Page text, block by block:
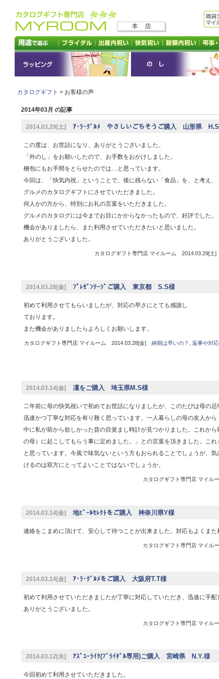
カタログギフト > お客様の声
2014年03月 の記事
2014.03.29[土] ｱ･ﾗ･ｸﾞﾙﾒ やさしいごちそうご購入 山形県
この度は、お世話になり、ありがとうございました。
「外のし」をお願いしたので、お手数をおかけしました。
梱包にもお手間をとらせたのでは…と思っています。
今回は、「快気内祝」ということで、後に残らない「食品」を、と考え、
グルメのカタログギフトにさせていただきました。
何人かの方から、特別にお礼の言葉をいただきました。
グルメのカタログには今までお目にかからなかったもので、好評でした。
機会がありましたら、また利用させていただきたいと思いました。
ありがとうございました。
カタログギフト専門店 マイルーム 2014.03.29[
2014.03.28[金] ﾌﾟﾚｾﾞﾝﾃｰｼﾞご購入 東京都 S.S様
初めて利用させてもらいましたが、対応の早さにとても感謝し
ております。
また機会がありましたらよろしくお願いします。
カタログギフト専門店 マイルーム 2014.03.28[金] 納期は早いの？ 返事や対
2014.03.14[金] 凜をご購入 埼玉県M.S様
二年前に母の快気祝いで初めてお世話になりましたが、このたびは母の
迅速かつ丁寧な対応を有り難く思っています。一人暮らしの母の友人か
中に私が前から欲しかった昔の目覚まし時計が見つかりました。これか
の母）に起こしてもらう事に定めました。」との言葉を頂きました。こ
と思っています。今風で味気ないという方もおられることでしょうが、
けるのは双方にとってよいことではないでしょうか。
カタログギフト専門店 マイ
2014.03.14[金] 地ﾋﾞｰﾙｾﾚｸﾄをご購入 神奈川県Y様
連絡をこまめに頂けて、安心して待つことが出来ました。対応もよくま
カタログギフト専門店 マイ
2014.03.14[金] ｱ･ﾗ･ｸﾞﾙﾒをご購入 大阪府T.T様
初めて利用させていただきましたが丁寧に対応していただき、迅速に手
ありがとうございました。
カタログギフト専門店 マイ
2014.03.12[水] ｱｽﾞﾕｰﾗｲｸ(ﾌﾞﾗｲﾀﾞﾙ専用)ご購入 宮崎県 N.Y.様
今回初めて利用させていただきました。